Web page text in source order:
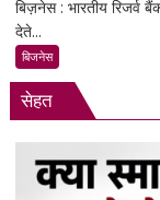
बिज़नेस : भारतीय रिजर्व
देते...
बिजनेस
सेहत